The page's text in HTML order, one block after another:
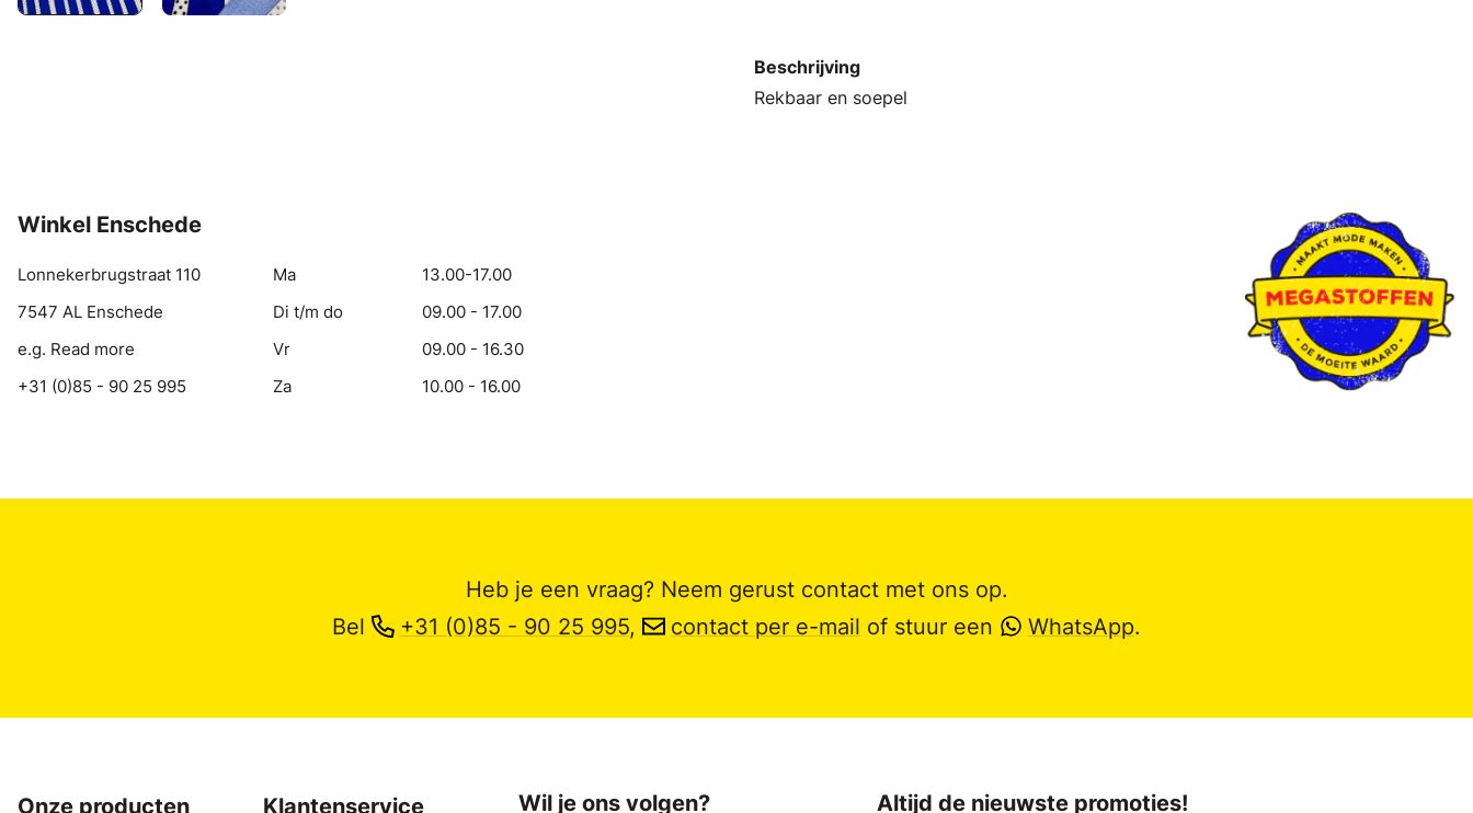
Beschrijving
Rekbaar en soepel
Winkel Enschede
Lonnekerbrugstraat 110
7547 AL Enschede
e.g. Read more
+31 (0)85 - 90 25 995
Ma
13.00-17.00
Di t/m do
09.00 - 17.00
Vr
09.00 - 16.30
Za
10.00 - 16.00
Heb je een vraag? Neem gerust contact met ons op.
Bel
+31 (0)85 - 90 25 995, contact per e-mail of stuur een WhatsApp.
Onze producten Klantenservice Wil je ons volgen? Altijd de nieuwste promoties!